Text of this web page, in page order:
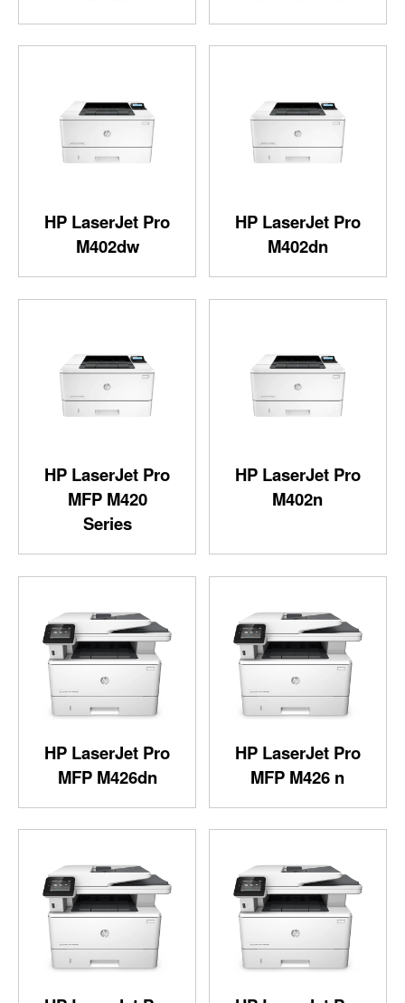
HP LaserJet Pro
M402dn
HP LaserJet Pro
M402dw
HP LaserJet Pro
M402n
HP LaserJet Pro
MFP M420
Series
HP LaserJet Pro
MFP M426 n
HP LaserJet Pro
MFP M426dn